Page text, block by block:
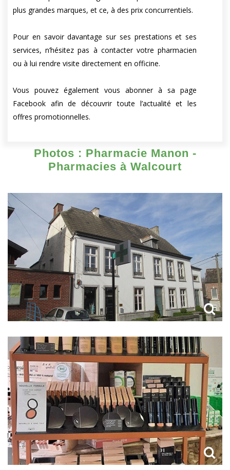
plus grandes marques, et ce, à des prix concurrentiels.
Pour en savoir davantage sur ses prestations et ses
services, n’hésitez pas à contacter votre pharmacien
ou à lui rendre visite directement en officine.
Vous pouvez également vous abonner à sa page
Facebook afin de découvrir toute l’actualité et les
offres promotionnelles.
Photos : Pharmacie Manon -
Pharmacies à Walcourt